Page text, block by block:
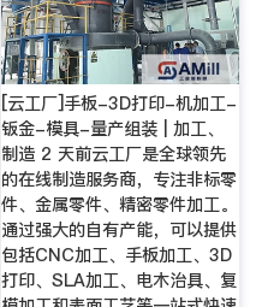
[云工厂]手板-3D打印-机加工-
钣金-模具-量产组装 | 加工、
制造 2 天前云工厂是全球领先
的在线制造服务商，专注非标零
件、金属零件、精密零件加工。
通过强大的自有产能，可以提供
包括CNC加工、手板加工、3D
打印、SLA加工、电木治具、复